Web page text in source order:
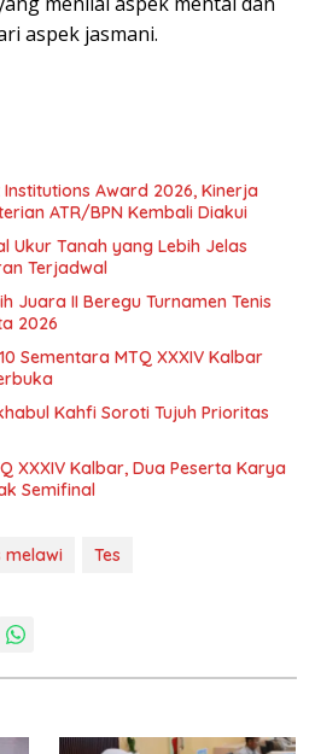
aspek jasmani.
Award 2026, Kinerja
ATR/BPN Kembali Diakui
Tanah yang Lebih Jelas
Terjadwal
Juara II Beregu Turnamen Tenis
2026
Sementara MTQ XXXIV Kalbar
Kahfi Soroti Tujuh Prioritas
XXXIV Kalbar, Dua Peserta Karya
Semifinal
melawi Tes